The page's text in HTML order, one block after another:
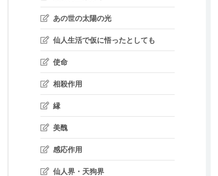
あの世の太陽の光
仙人生活で仮に悟ったとしても
使命
相殺作用
縁
美醜
感応作用
仙人界・天狗界